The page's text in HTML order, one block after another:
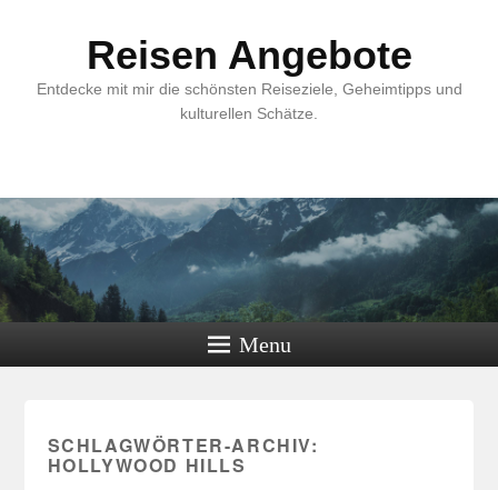
Reisen Angebote
Entdecke mit mir die schönsten Reiseziele, Geheimtipps und
kulturellen Schätze.
Menu
SCHLAGWÖRTER-ARCHIV:
HOLLYWOOD HILLS